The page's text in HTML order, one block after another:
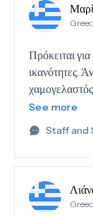
Πρόκειται
ικανότητες.
και μεγάλη
ευχαριστούμε
See more
Staff and